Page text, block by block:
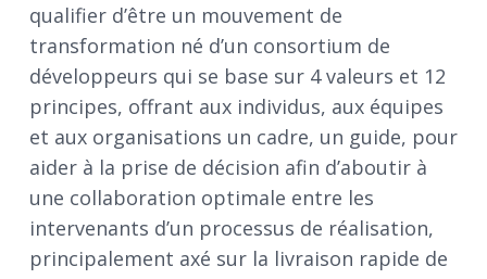
qualifier d’être un mouvement de
transformation né d’un consortium de
développeurs qui se base sur 4 valeurs et 12
principes, offrant aux individus, aux équipes
et aux organisations un cadre, un guide, pour
aider à la prise de décision afin d’aboutir à
une collaboration optimale entre les
intervenants d’un processus de réalisation,
principalement axé sur la livraison rapide de